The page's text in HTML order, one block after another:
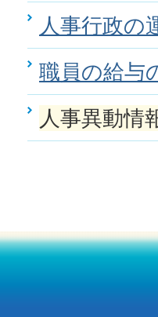
人事行政の
職員の給与
人事異動情